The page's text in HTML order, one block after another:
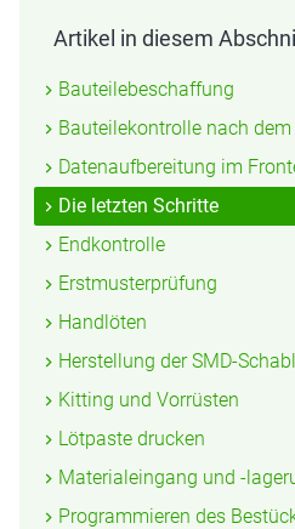
Artikel in diesem
Bauteilebeschaffung
Bauteilekontrolle nach
Datenaufbereitung im
Die letzten Schritte
Endkontrolle
Erstmusterprüfung
Handlöten
Herstellung der SMD-
Kitting und Vorrüsten
Lötpaste drucken
Materialeingang und -
Programmieren des